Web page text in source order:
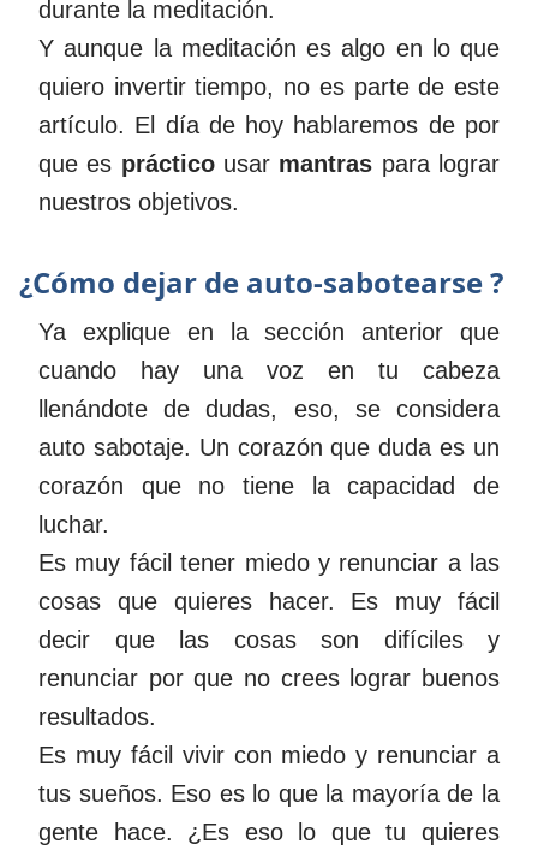
durante la meditación.
Y aunque la meditación es algo en lo que
quiero invertir tiempo, no es parte de este
artículo. El día de hoy hablaremos de por
que es prácticousar mantras para lograr
nuestros objetivos.
¿Cómo dejar de auto-sabotearse ?
Ya explique en la sección anterior que
cuando hay una voz en tu cabeza
llenándote de dudas, eso, se considera
auto sabotaje. Un corazón que duda es un
corazón que no tiene la capacidad de
luchar.
Es muy fácil tener miedo y renunciar a las
cosas que quieres hacer. Es muy fácil
decir que las cosas son difíciles y
renunciar por que no crees lograr buenos
resultados.
Es muy fácil vivir con miedo y renunciar a
tus sueños. Eso es lo que la mayoría de la
gente hace. ¿Es eso lo que tu quieres